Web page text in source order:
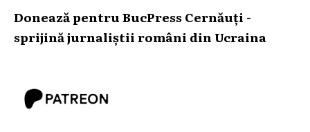
Donează pentru BucPress Cernăuți -
sprijină jurnaliștii români din Ucraina